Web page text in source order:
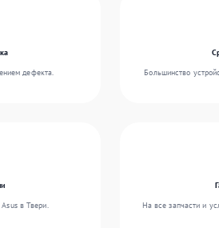
дефекта.
Большинство
в Твери.
На все запчасти и